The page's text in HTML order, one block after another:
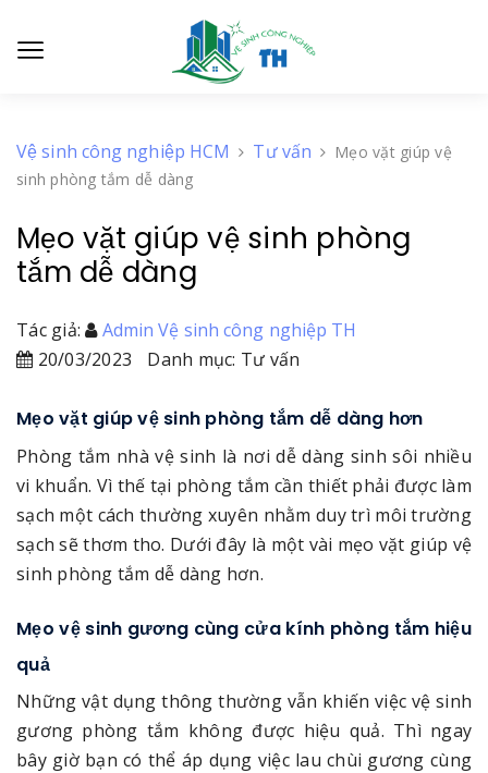
Vệ sinh công nghiệp HCM Tư vấn
Mẹo vặt giúp vệ
sinh phòng tắm dễ dàng
Mẹo vặt giúp vệ sinh phòng
tắm dễ dàng
Tác giả:
Admin Vệ sinh công nghiệp TH
20/03/2023
Danh mục: Tư vấn
Mẹo vặt giúp vệ sinh phòng tắm dễ dàng hơn
Phòng tắm nhà vệ sinh là nơi dễ dàng sinh sôi nhiều
vi khuẩn. Vì thế tại phòng tắm cần thiết phải được làm
sạch một cách thường xuyên nhằm duy trì môi trường
sạch sẽ thơm tho. Dưới đây là một vài mẹo vặt giúp vệ
sinh phòng tắm dễ dàng hơn.
Mẹo vệ sinh gương cùng cửa kính phòng tắm hiệu
quả
Những vật dụng thông thường vẫn khiến việc vệ sinh
gương phòng tắm không được hiệu quả. Thì ngay
bây giờ bạn có thể áp dụng việc lau chùi gương cùng